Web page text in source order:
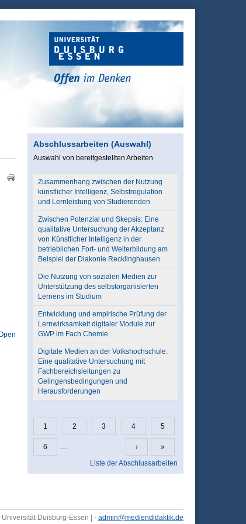
Abschlussarbeiten (Auswahl)
Auswahl von bereitgestellten Arbeiten
Zusammenhang zwischen der Nutzung
künstlicher Intelligenz, Selbstregulation
und Lernleistung von Studierenden
Zwischen Potenzial und Skepsis: Eine
qualitative Untersuchung der Akzeptanz
von Künstlicher Intelligenz in der
betrieblichen Fort- und Weiterbildung am
Beispiel der Diakonie Recklinghausen
Die Nutzung von sozialen Medien zur
Unterstützung des selbstorganisierten
Lernens im Studium
Entwicklung und empirische Prüfung der
Lernwirksamkeit digitaler Module zur
GWP im Fach Chemie
Digitale Medien an der Volkshochschule.
Eine qualitative Untersuchung mit
Fachbereichsleitungen zu
Gelingensbedingungen und
Herausforderungen
Seiten
1 2 3 4 5
6 … ›
»
Liste der Abschlussarbeiten
Duisburg-Essen | - admin@mediendidaktik.de